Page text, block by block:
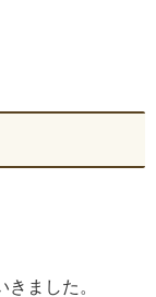
きました。